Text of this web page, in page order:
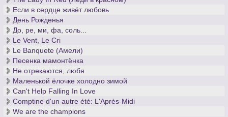
Если в сердце живёт любовь
День Рожденья
До, ре, ми, фа, соль...
Le Vent, Le Cri
Le Banquete (Амели)
Песенка мамонтёнка
Не отрекаются, любя
Маленькой ёлочке холодно зимой
Can't Help Falling In Love
Comptine d'un autre été: L'Après-Midi
We are the champions